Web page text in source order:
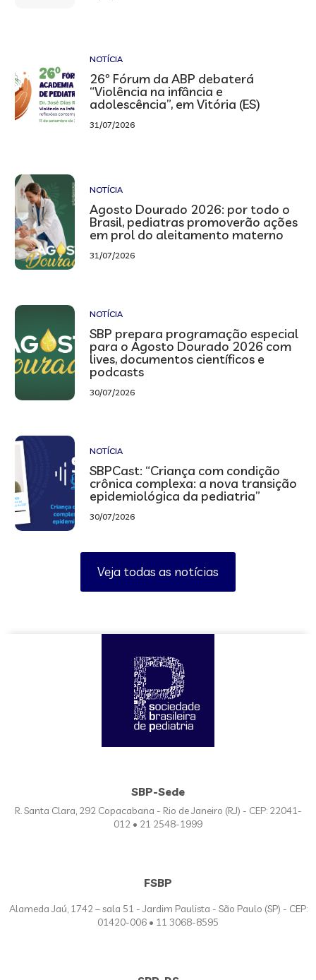
NOTÍCIA
26º Fórum da ABP debaterá
“Violência na infância e
adolescência”, em Vitória (ES)
31/07/2026
NOTÍCIA
Agosto Dourado 2026: por todo o
Brasil, pediatras promoverão ações
em prol do aleitamento materno
31/07/2026
NOTÍCIA
SBP prepara programação especial
para o Agosto Dourado 2026 com
lives, documentos científicos e
podcasts
30/07/2026
NOTÍCIA
SBPCast: “Criança com condição
crônica complexa: a nova transição
epidemiológica da pediatria”
30/07/2026
Veja todas as notícias
SBP-Sede
R. Santa Clara, 292 Copacabana - Rio de Janeiro (RJ) - CEP: 22041-
012 • 21 2548-1999
FSBP
Alameda Jaú, 1742 – sala 51 - Jardim Paulista - São Paulo (SP) - CEP:
01420-006 • 11 3068-8595